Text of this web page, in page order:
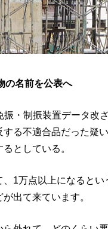
の名前を公表へ
・制振装置データ改
する不適合品だった疑
としている。
1万点以上になると
出て来ています。